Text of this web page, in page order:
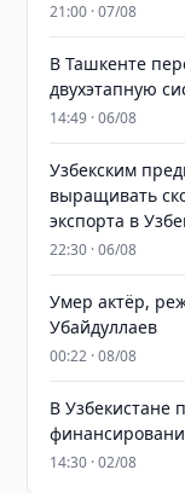
21:00 · 07/08
В Ташкенте
двухэтапную
14:49 · 06/08
Узбекским
выращивать
экспорта в
22:30 · 06/08
Умер актёр,
Убайдуллаев
00:22 · 08/08
В Узбекистане
14:30 · 02/08